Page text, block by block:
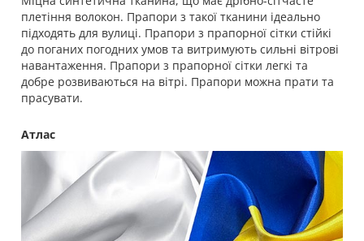
плетіння волокон. Прапори з такої тканини ідеально
підходять для вулиці. Прапори з прапорної сітки стійкі
до поганих погодних умов та витримують сильні вітрові
навантаження. Прапори з прапорної сітки легкі та
добре розвиваються на вітрі. Прапори можна прати та
прасувати.
Атлас